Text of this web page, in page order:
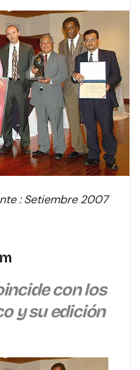
: Setiembre 2007
con los
y su edición